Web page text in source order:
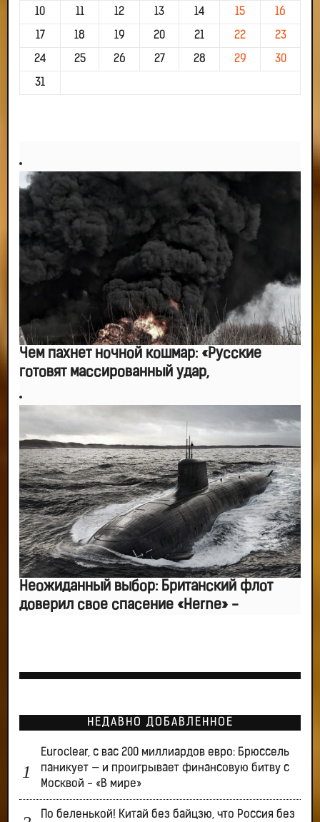
10 11 12 13 14 15 16
17 18 19 20 21 22 23
24 25 26 27 28 29 30
31
Чем пахнет ночной кошмар: «Русские
готовят массированный удар,
Неожиданный выбор: Британский флот
доверил свое спасение «Herne» -
НЕДАВНО ДОБАВЛЕННОЕ
Euroclear, с вас 200 миллиардов евро: Брюссель
паникует — и проигрывает финансовую битву с
Москвой - «В мире»
По беленькой! Китай без байцзю, что Россия без